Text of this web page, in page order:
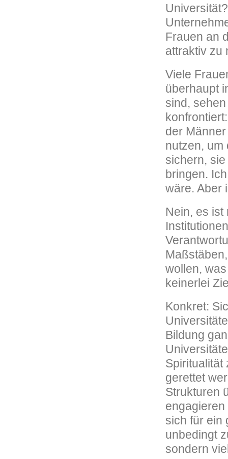
Frauen an
attraktiv zu
Viele
überhaupt
sind,
der
nutzen, um
sichern,
bringen.
wäre. Aber
Nein, es
wollen,
keinerlei
Konkret:
Bildung
Spiritualität
gerettet
Strukturen
sich für ein
unbedingt
sondern